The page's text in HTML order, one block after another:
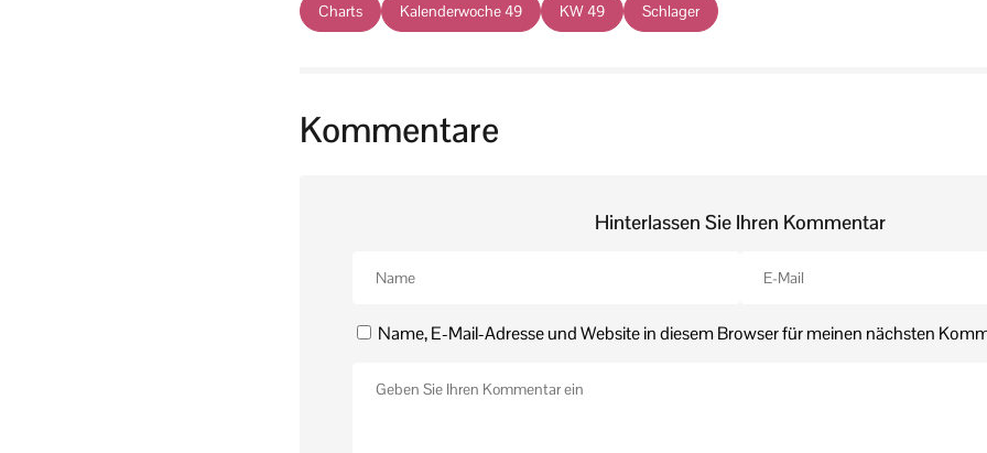
Charts Kalenderwoche 49 KW 49 Schlager
Kommentare
Hinterlassen Sie Ihren Kommentar
Name, E-Mail-Adresse und Website in diesem Browser für meinen nächsten